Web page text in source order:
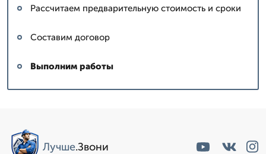
Рассчитаем предварительную стоимость и сроки
Составим договор
Выполним работы
Лучше.Звони